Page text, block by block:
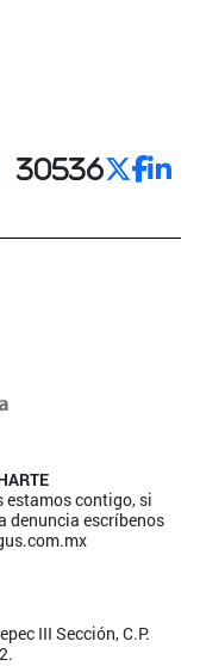
30536
estamos contigo, si
denuncia escríbenos
III Sección, C.P.